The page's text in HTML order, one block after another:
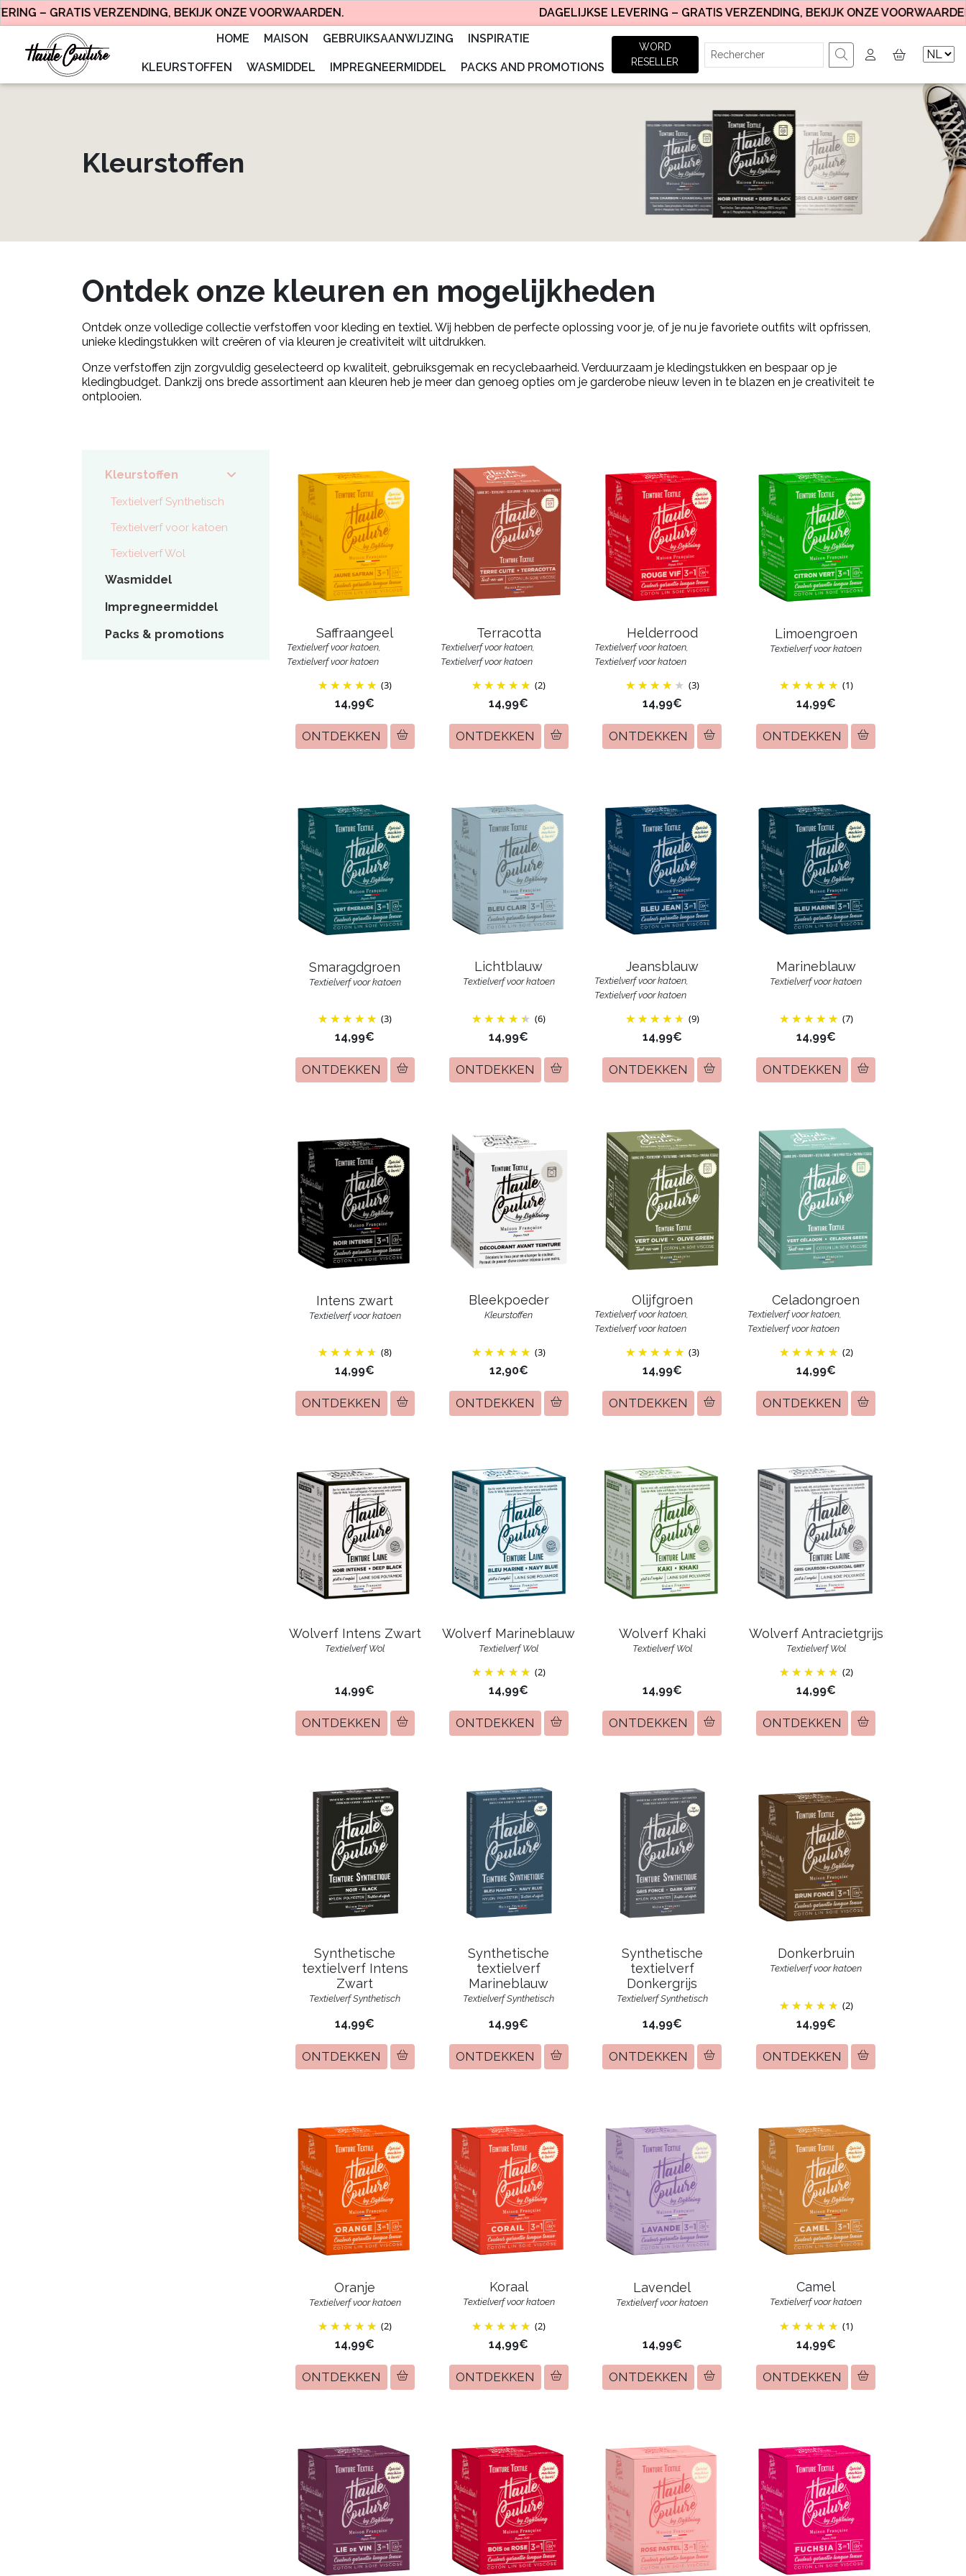
VERZENDING, BEKIJK ONZE VOORWAARDEN.
DAGELIJKSE LEVERING – GRATIS VERZENDING, BEKIJK ONZE VOORWAARDEN.
HOME
MAISON GEBRUIKSAANWIJZING INSPIRATIE
KLEURSTOFFEN WASMIDDEL IMPREGNEERMIDDEL PACKS AND PROMOTIONS
WORD
RESELLER
Kleurstoffen
Ontdek onze kleuren en mogelijkheden
Ontdek onze volledige collectie verfstoffen voor kleding en textiel. Wij hebben de perfecte oplossing voor je, of je nu je favoriete outfits wilt opfrissen,
unieke kledingstukken wilt creëren of via kleuren je creativiteit wilt uitdrukken.
Onze verfstoffen zijn zorgvuldig geselecteerd op kwaliteit, gebruiksgemak en recyclebaarheid. Verduurzaam je kledingstukken en bespaar op je
kledingbudget. Dankzij ons brede assortiment aan kleuren heb je meer dan genoeg opties om je garderobe nieuw leven in te blazen en je creativiteit te
ontplooien.
Kleurstoffen
Textielverf Synthetisch
Textielverf voor katoen
Textielverf Wol
Wasmiddel
Impregneermiddel
Packs & promotions
Saffraangeel
Textielverf voor katoen,
Textielverf voor katoen
(3)
14,99€
ONTDEKKEN
Terracotta
Textielverf voor katoen,
Textielverf voor katoen
(2)
14,99€
ONTDEKKEN
Helderrood
Textielverf voor katoen,
Textielverf voor katoen
(3)
14,99€
ONTDEKKEN
Limoengroen
Textielverf voor katoen
(1)
14,99€
ONTDEKKEN
Smaragdgroen
Textielverf voor katoen
(3)
14,99€
ONTDEKKEN
Lichtblauw
Textielverf voor katoen
(6)
14,99€
ONTDEKKEN
Jeansblauw
Textielverf voor katoen,
Textielverf voor katoen
(9)
14,99€
ONTDEKKEN
Marineblauw
Textielverf voor katoen
(7)
14,99€
ONTDEKKEN
Intens zwart
Textielverf voor katoen
(8)
14,99€
ONTDEKKEN
Bleekpoeder
Kleurstoffen
(3)
12,90€
ONTDEKKEN
Olijfgroen
Textielverf voor katoen,
Textielverf voor katoen
(3)
14,99€
ONTDEKKEN
Celadongroen
Textielverf voor katoen,
Textielverf voor katoen
(2)
14,99€
ONTDEKKEN
Wolverf Intens Zwart
Textielverf Wol
14,99€
ONTDEKKEN
Wolverf Marineblauw
Textielverf Wol
(2)
14,99€
ONTDEKKEN
Wolverf Khaki
Textielverf Wol
14,99€
ONTDEKKEN
Wolverf Antracietgrijs
Textielverf Wol
(2)
14,99€
ONTDEKKEN
Synthetische
textielverf Intens
Zwart
Textielverf Synthetisch
14,99€
ONTDEKKEN
Synthetische
textielverf
Marineblauw
Textielverf Synthetisch
14,99€
ONTDEKKEN
Synthetische
textielverf
Donkergrijs
Textielverf Synthetisch
14,99€
ONTDEKKEN
Donkerbruin
Textielverf voor katoen
(2)
14,99€
ONTDEKKEN
Oranje
Textielverf voor katoen
(2)
14,99€
ONTDEKKEN
Koraal
Textielverf voor katoen
(2)
14,99€
ONTDEKKEN
Lavendel
Textielverf voor katoen
14,99€
ONTDEKKEN
Camel
Textielverf voor katoen
(1)
14,99€
ONTDEKKEN